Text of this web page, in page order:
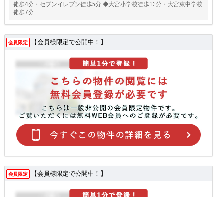
徒歩4分・セブンイレブン徒歩5分 ◆大宮小学校徒歩13分・大宮東中学校
徒歩7分
会員限定 【会員様限定で公開中！】
会員限定 【会員様限定で公開中！】